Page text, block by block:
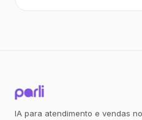
IA para atendimento e vendas no